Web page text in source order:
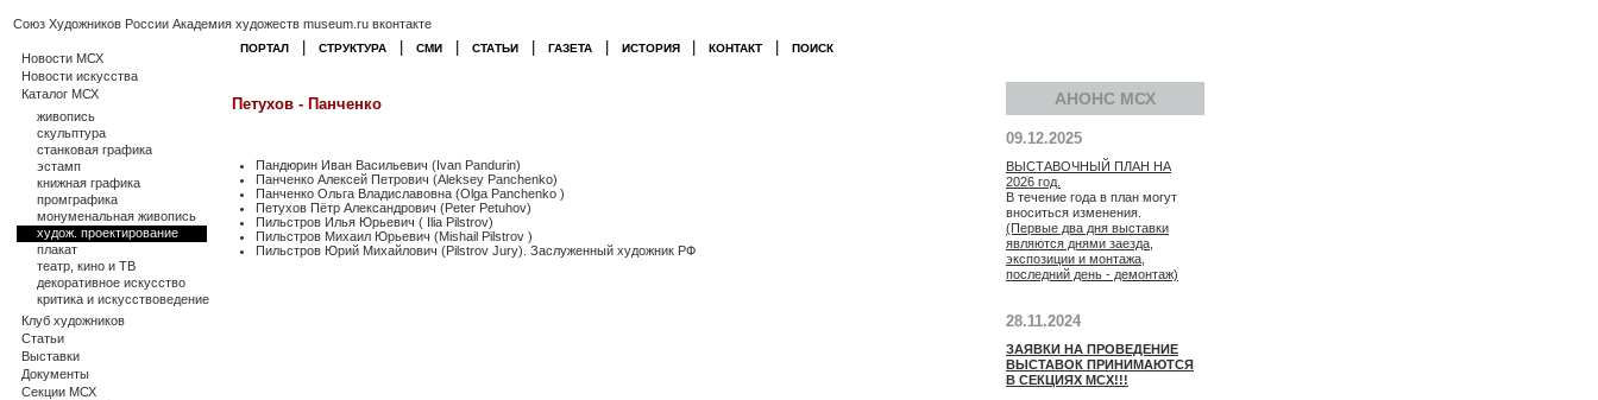
Союз Художников России Академия художеств museum.ru вконтакте
Новости МСХ
Новости искусства
Каталог МСХ
живопись
скульптура
станковая графика
эстамп
книжная графика
промграфика
монуменальная живопись
худож. проектирование
плакат
театр, кино и ТВ
декоративное искусство
критика и искусствоведение
Клуб художников
Статьи
Выставки
Документы
Секции МСХ
ПОРТАЛ СТРУКТУРА СМИ СТАТЬИ ГАЗЕТА ИСТОРИЯ КОНТАКТ ПОИСК
Петухов - Панченко
Пандюрин Иван Васильевич (Ivan Pandurin)
Панченко Алексей Петрович (Aleksey Panchenko)
Панченко Ольга Владиславовна (Olga Panchenko )
Петухов Пётр Александрович (Peter Petuhov)
Пильстров Илья Юрьевич ( Ilia Pilstrov)
Пильстров Михаил Юрьевич (Mishail Pilstrov )
Пильстров Юрий Михайлович (Pilstrov Jury). Заслуженный художник РФ
АНОНС МСХ
09.12.2025
ВЫСТАВОЧНЫЙ ПЛАН НА
2026 год.
В течение года в план могут
вноситься изменения.
(Первые два дня выставки
являются днями заезда,
экспозиции и монтажа,
последний день - демонтаж)
28.11.2024
ЗАЯВКИ НА ПРОВЕДЕНИЕ
ВЫСТАВОК ПРИНИМАЮТСЯ
В СЕКЦИЯХ МСХ!!!